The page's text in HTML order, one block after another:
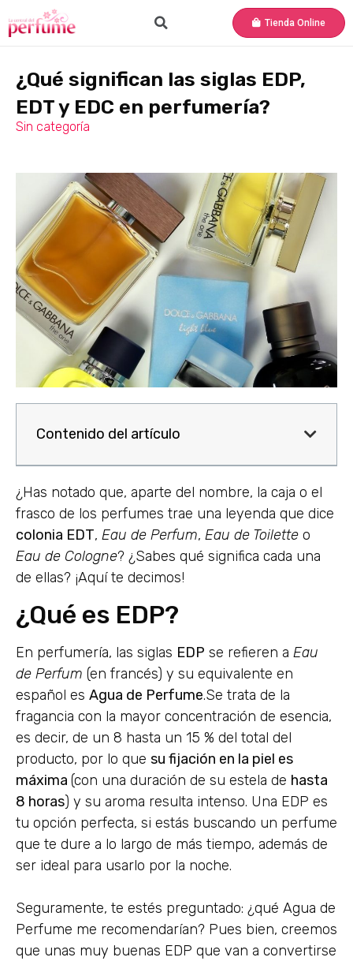
Tienda Online
¿Qué significan las siglas EDP,
EDT y EDC en perfumería?
Sin categoría
Contenido del artículo
¿Has notado que, aparte del nombre, la caja o el
frasco de los perfumes trae una leyenda que dice
colonia EDT, Eau de Perfum, Eau de Toilette o
Eau de Cologne? ¿Sabes qué significa cada una
de ellas? ¡Aquí te decimos!
¿Qué es EDP?
En perfumería, las siglas EDP se refieren a Eau
de Perfum (en francés) y su equivalente en
español es Agua de Perfume.Se trata de la
fragancia con la mayor concentración de esencia,
es decir, de un 8 hasta un 15 % del total del
producto, por lo que su fijación en la piel es
máxima (con una duración de su estela de hasta
8 horas) y su aroma resulta intenso. Una EDP es
tu opción perfecta, si estás buscando un perfume
que te dure a lo largo de más tiempo, además de
ser ideal para usarlo por la noche.
Seguramente, te estés preguntado: ¿qué Agua de
Perfume me recomendarían? Pues bien, creemos
que unas muy buenas EDP que van a convertirse